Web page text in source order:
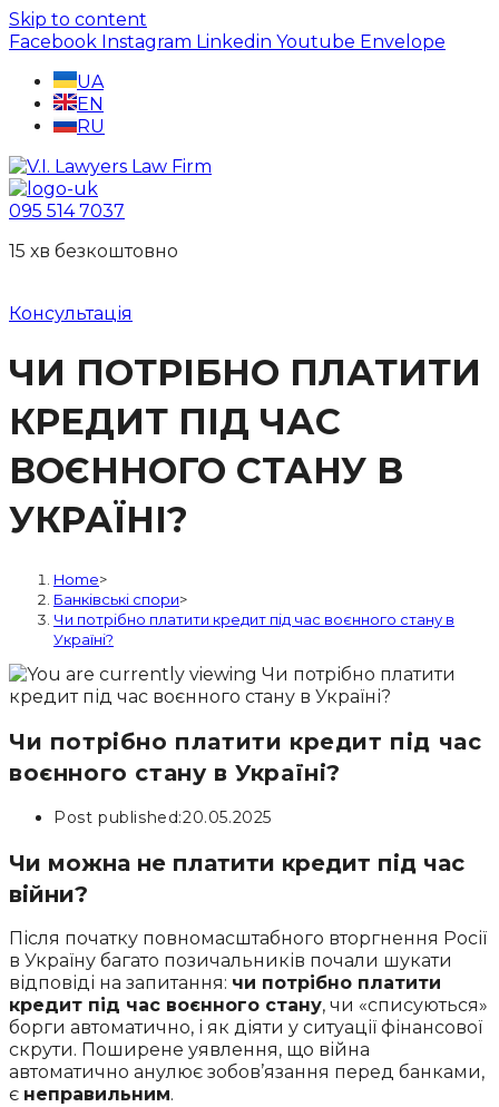
Skip to content
Facebook Instagram Linkedin Youtube Envelope
UA
EN
RU
095 514 7037
15 хв безкоштовно
Консультація
ЧИ ПОТРІБНО ПЛАТИТИ
КРЕДИТ ПІД ЧАС
ВОЄННОГО СТАНУ В
УКРАЇНІ?
Home>
Банківські спори>
Чи потрібно платити кредит під час воєнного стану в
Україні?
Чи потрібно платити кредит під час
воєнного стану в Україні?
Post published:20.05.2025
Чи можна не платити кредит під час
війни?
Після початку повномасштабного вторгнення Росії
в Україну багато позичальників почали шукати
відповіді на запитання: чи потрібно платити
кредит під час воєнного стану, чи «списуються»
борги автоматично, і як діяти у ситуації фінансової
скрути. Поширене уявлення, що війна
автоматично анулює зобов’язання перед банками,
є неправильним.